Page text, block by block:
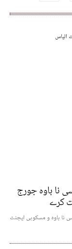
الیاس
نا باوہ جورج
نا باوہ و مسکوہی ایجنٹ